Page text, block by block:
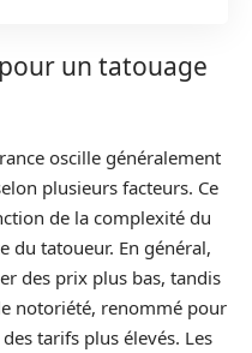
un tatouage
oscille généralement
plusieurs facteurs. Ce
de la complexité du
du tatoueur. En général,
des prix plus bas, tandis
notoriété, renommé pour
tarifs plus élevés. Les